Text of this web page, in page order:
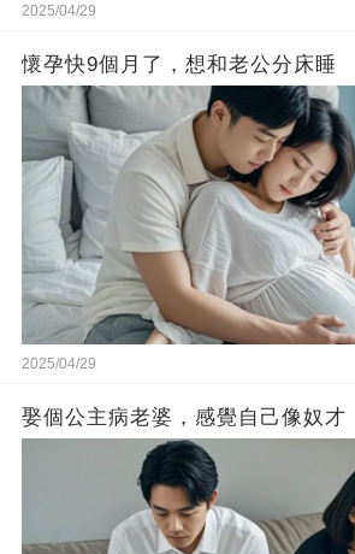
2025/04/29
懷孕快9個月了，想和老公分床睡
2025/04/29
娶個公主病老婆，感覺自己像奴才